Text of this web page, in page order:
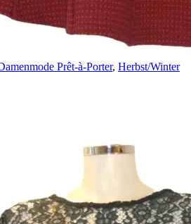
Prêt-à-Porter, Herbst/Winter